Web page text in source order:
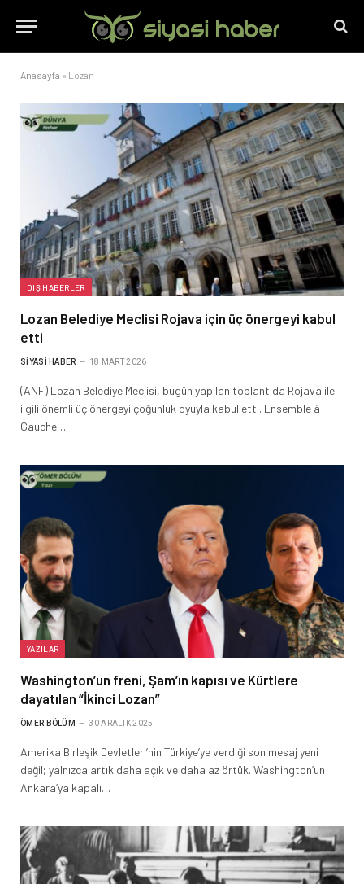
Anasayfa » Lozan
DIŞ HABERLER
Lozan Belediye Meclisi Rojava için üç önergeyi kabul
etti
SIYASI HABER 18 MART 2026
(ANF) Lozan Belediye Meclisi, bugün yapılan toplantıda Rojava ile
ilgili önemli üç önergeyi çoğunluk oyuyla kabul etti. Ensemble à
Gauche…
YAZILAR
Washington’un freni, Şam’ın kapısı ve Kürtlere
dayatılan “İkinci Lozan”
ÖMER BÖLÜM 30 ARALIK 2025
Amerika Birleşik Devletleri’nin Türkiye’ye verdiği son mesaj yeni
değil; yalnızca artık daha açık ve daha az örtük. Washington’un
Ankara’ya kapalı…